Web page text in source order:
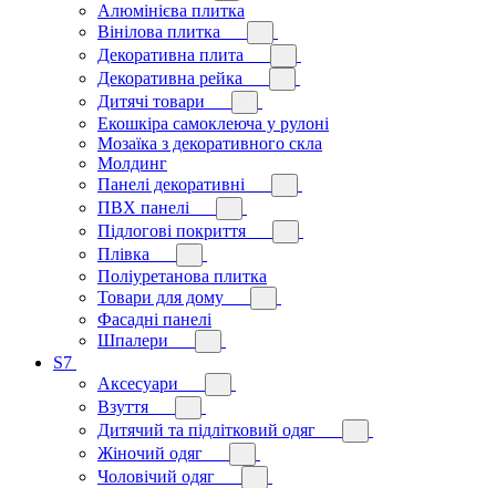
Алюмінієва плитка
Вінілова плитка
Декоративна плита
Декоративна рейка
Дитячі товари
Екошкіра самоклеюча у рулоні
Мозаїка з декоративного скла
Молдинг
Панелі декоративні
ПВХ панелі
Підлогові покриття
Плівка
Поліуретанова плитка
Товари для дому
Фасадні панелі
Шпалери
S7
Аксесуари
Взуття
Дитячий та підлітковий одяг
Жіночий одяг
Чоловічий одяг